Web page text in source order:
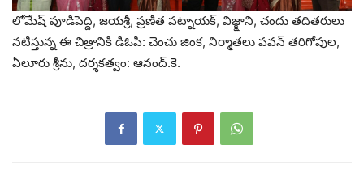
లోమేష్‌ పూడిపెద్ది, జయశ్రీ‌, ప్రణీత పట్నాయక్, విజ్క్షాని, చందు తదితరులు
నటిస్తున్న ఈ చిత్రానికి డీఓపీ: చెంచు జింక, నిర్మాతలు పవన్‌ తరిగోపుల,
ఏలూరు శ్రీను, దర్శకత్వం: ఆనంద్‌.కె.